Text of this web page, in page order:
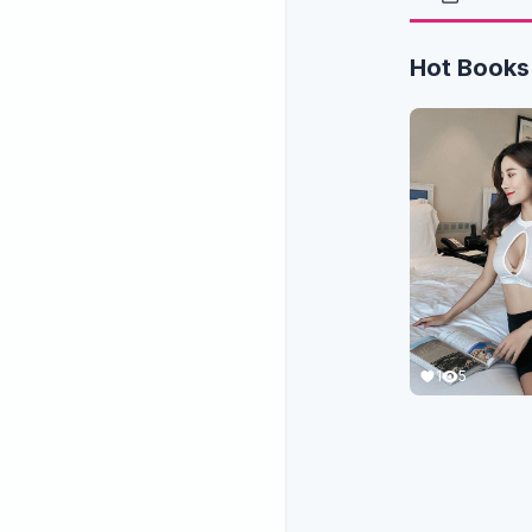
Hot Books
1 5